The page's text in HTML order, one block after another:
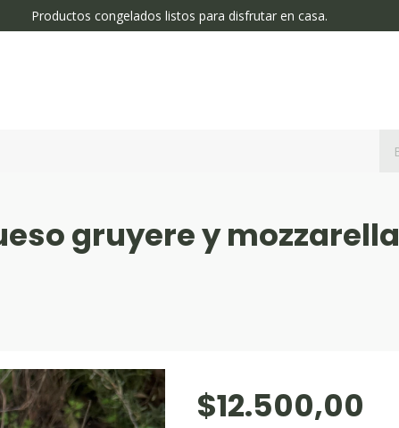
Productos congelados listos para disfrutar en casa.
gruyere y mozzarella
$12.500,00